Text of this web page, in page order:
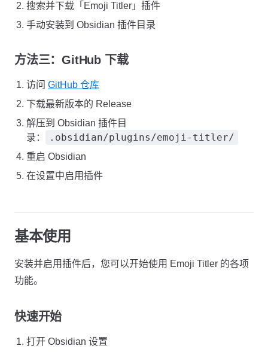
搜索并下载「Emoji Titler」插件
手动安装到 Obsidian 插件目录
方法三：GitHub 下载
访问 GitHub 仓库
下载最新版本的 Release
解压到 Obsidian 插件目
录：
.obsidian/plugins/emoji-titler/
重启 Obsidian
在设置中启用插件
基本使用
安装并启用插件后，您可以开始使用 Emoji Titler 的各项
功能。
快速开始
打开 Obsidian 设置